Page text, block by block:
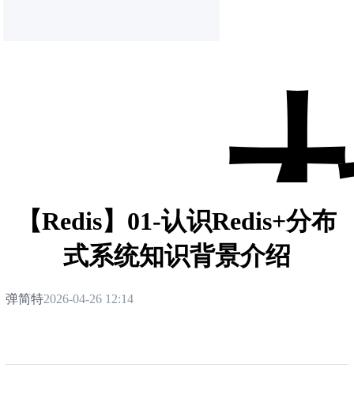
【Redis】01-认识Redis+分布
式系统知识背景介绍
弹简特2026-04-26 12:14